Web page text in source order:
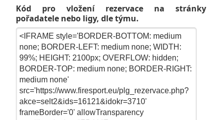
Kód pro vložení rezervace na stránky
pořadatele nebo ligy, dle týmu.